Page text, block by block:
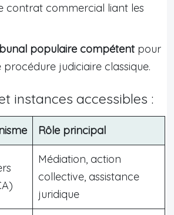
contrat commercial liant les
populaire compétentpour
judiciaire classique.
instances accessibles :
Rôle principal
Médiation, action
collective, assistance
juridique